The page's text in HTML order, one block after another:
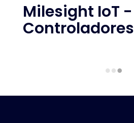
Milesight IoT -
Controladores